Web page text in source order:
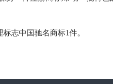
志中国驰名商标1件。